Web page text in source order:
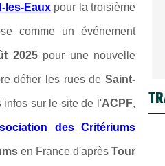
les-Eaux pour la troisième
comme un événement
2025pour une nouvelle
défier les rues de Saint-
infos sur le site de l'ACPF,
des Critériums
en France d'aprèsTour